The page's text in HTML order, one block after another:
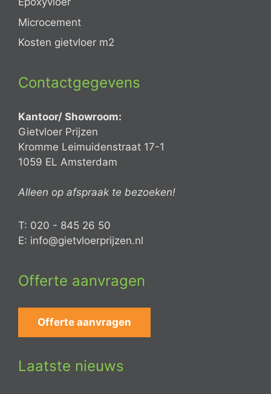
Microcement
Kosten gietvloer m2
Contactgegevens
Kantoor/ Showroom:
Gietvloer Prijzen
Kromme Leimuidenstraat 17-1
1059 EL Amsterdam
Alleen op afspraak te bezoeken!
T: 020 - 845 26 50
E: info@gietvloerprijzen.nl
Offerte aanvragen
Offerte aanvragen
Laatste nieuws